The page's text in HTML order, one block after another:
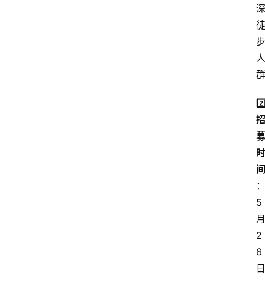
深
徒
步
人
群
招
募
时
间
：
5
月
2
6
日